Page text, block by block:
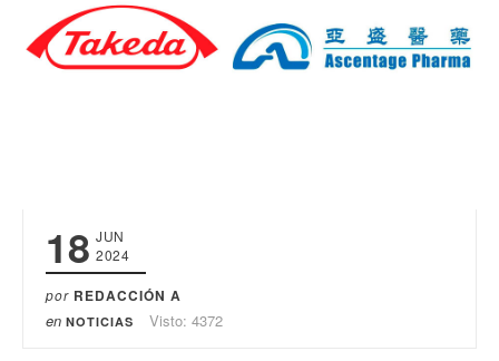
18 JUN
2024
por REDACCIÓN A
en NOTICIAS Visto: 4372